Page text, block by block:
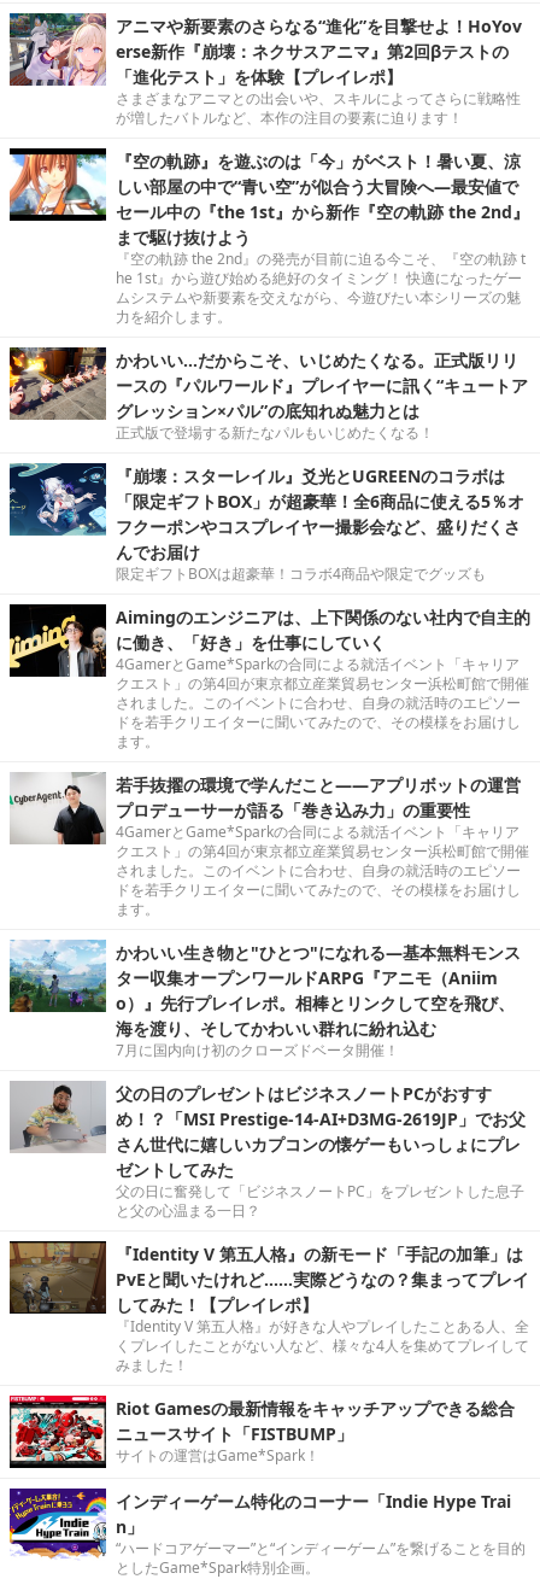
アニマや新要素のさらなる“進化”を目撃せよ！HoYov
erse新作『崩壊：ネクサスアニマ』第2回βテストの
「進化テスト」を体験【プレイレポ】
さまざまなアニマとの出会いや、スキルによってさらに戦略性
が増したバトルなど、本作の注目の要素に迫ります！
『空の軌跡』を遊ぶのは「今」がベスト！暑い夏、涼
しい部屋の中で“青い空”が似合う大冒険へ―最安値で
セール中の『the 1st』から新作『空の軌跡 the 2nd』
まで駆け抜けよう
『空の軌跡 the 2nd』の発売が目前に迫る今こそ、『空の軌跡 t
he 1st』から遊び始める絶好のタイミング！ 快適になったゲー
ムシステムや新要素を交えながら、今遊びたい本シリーズの魅
力を紹介します。
かわいい…だからこそ、いじめたくなる。正式版リリ
ースの『パルワールド』プレイヤーに訊く“キュートア
グレッション×パル”の底知れぬ魅力とは
正式版で登場する新たなパルもいじめたくなる！
『崩壊：スターレイル』爻光とUGREENのコラボは
「限定ギフトBOX」が超豪華！全6商品に使える5％オ
フクーポンやコスプレイヤー撮影会など、盛りだくさ
んでお届け
限定ギフトBOXは超豪華！コラボ4商品や限定でグッズも
Aimingのエンジニアは、上下関係のない社内で自主的
に働き、「好き」を仕事にしていく
4GamerとGame*Sparkの合同による就活イベント「キャリア
クエスト」の第4回が東京都立産業貿易センター浜松町館で開催
されました。このイベントに合わせ、自身の就活時のエピソー
ドを若手クリエイターに聞いてみたので、その模様をお届けし
ます。
若手抜擢の環境で学んだこと――アプリボットの運営
プロデューサーが語る「巻き込み力」の重要性
4GamerとGame*Sparkの合同による就活イベント「キャリア
クエスト」の第4回が東京都立産業貿易センター浜松町館で開催
されました。このイベントに合わせ、自身の就活時のエピソー
ドを若手クリエイターに聞いてみたので、その模様をお届けし
ます。
かわいい生き物と"ひとつ"になれる―基本無料モンス
ター収集オープンワールドARPG『アニモ（Aniim
o）』先行プレイレポ。相棒とリンクして空を飛び、
海を渡り、そしてかわいい群れに紛れ込む
7月に国内向け初のクローズドベータ開催！
父の日のプレゼントはビジネスノートPCがおすす
め！？「MSI Prestige-14-AI+D3MG-2619JP」でお父
さん世代に嬉しいカプコンの懐ゲーもいっしょにプレ
ゼントしてみた
父の日に奮発して「ビジネスノートPC」をプレゼントした息子
と父の心温まる一日？
『Identity V 第五人格』の新モード「手記の加筆」は
PvEと聞いたけれど……実際どうなの？集まってプレイ
してみた！【プレイレポ】
『Identity V 第五人格』が好きな人やプレイしたことある人、全
くプレイしたことがない人など、様々な4人を集めてプレイして
みました！
Riot Gamesの最新情報をキャッチアップできる総合
ニュースサイト「FISTBUMP」
サイトの運営はGame*Spark！
インディーゲーム特化のコーナー「Indie Hype Trai
n」
“ハードコアゲーマー”と“インディーゲーム”を繋げることを目的
としたGame*Spark特別企画。